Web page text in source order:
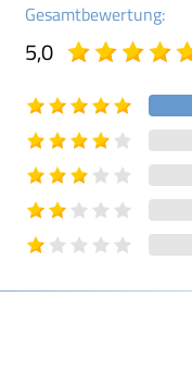
Gesamtbewertung:
5,0